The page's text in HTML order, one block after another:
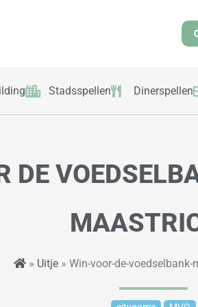
Stadsspellen Dinerspellen
DE
» Uitje» Win-voor-de-voedselbank-